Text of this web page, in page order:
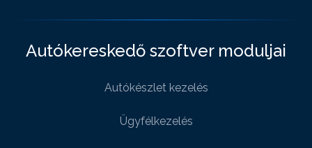
Autókereskedő szoftver moduljai
Autókészlet kezelés
Ügyfélkezelés